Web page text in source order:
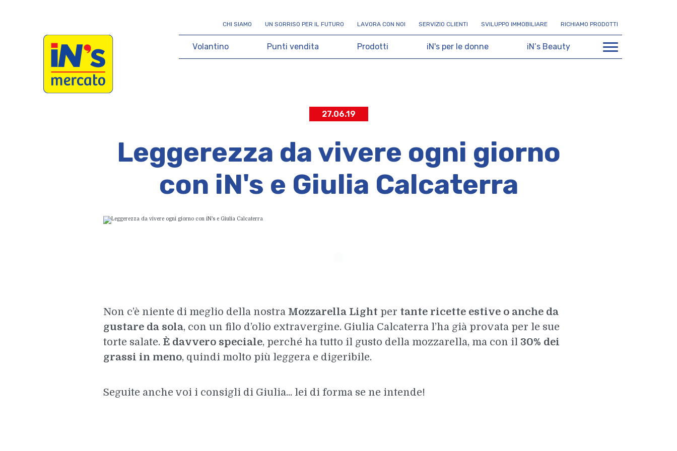
iN's Mercato
CHI SIAMO UN SORRISO PER IL FUTURO LAVORA CON NOI SERVIZIO CLIENTI SVILUPPO IMMOBILIARE RICHIAMO PRODOTTI
Volantino Punti vendita Prodotti iN's per le donne iN’s Beauty
27.06.19
Leggerezza da vivere ogni giorno
con iN's e Giulia Calcaterra
Non c’è niente di meglio della nostra Mozzarella Light per tante ricette estive o anche da
gustare da sola, con un filo d’olio extravergine. Giulia Calcaterra l’ha già provata per le sue
torte salate. È davvero speciale, perché ha tutto il gusto della mozzarella, ma con il 30% dei
grassi in meno, quindi molto più leggera e digeribile.
Seguite anche voi i consigli di Giulia... lei di forma se ne intende!